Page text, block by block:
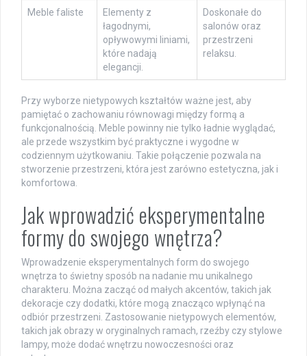
Meble faliste
Elementy z
łagodnymi,
opływowymi liniami,
które nadają
elegancji.
Doskonałe do
salonów oraz
przestrzeni
relaksu.
Przy wyborze nietypowych kształtów ważne jest, aby
pamiętać o zachowaniu równowagi między formą a
funkcjonalnością. Meble powinny nie tylko ładnie wyglądać,
ale przede wszystkim być praktyczne i wygodne w
codziennym użytkowaniu. Takie połączenie pozwala na
stworzenie przestrzeni, która jest zarówno estetyczna, jak i
komfortowa.
Jak wprowadzić eksperymentalne
formy do swojego wnętrza?
Wprowadzenie eksperymentalnych form do swojego
wnętrza to świetny sposób na nadanie mu unikalnego
charakteru. Można zacząć od małych akcentów, takich jak
dekoracje czy dodatki, które mogą znacząco wpłynąć na
odbiór przestrzeni. Zastosowanie nietypowych elementów,
takich jak obrazy w oryginalnych ramach, rzeźby czy stylowe
lampy, może dodać wnętrzu nowoczesności oraz